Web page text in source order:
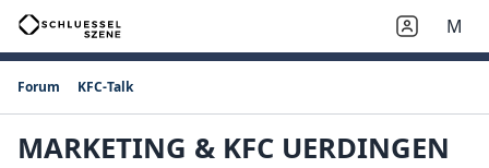
M
Forum KFC-Talk
MARKETING & KFC UERDINGEN